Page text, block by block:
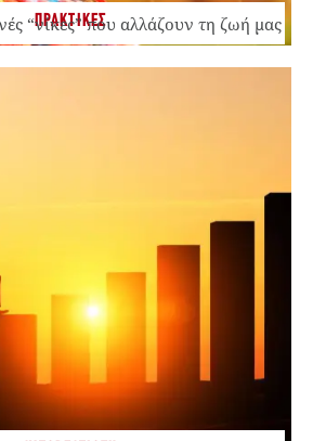
ΠΡΑΚΤΙΚΕΣ
“νίκες” που αλλάζουν τη ζωή μας